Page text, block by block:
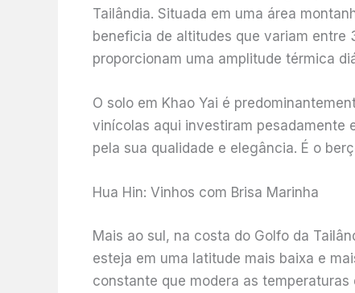
Tailândia. Situada em uma área
beneficia de altitudes que variam
proporcionam uma amplitude térmica
O solo em Khao Yai é
vinícolas aqui investiram pesadamente
pela sua qualidade e elegância. É o
Hua Hin: Vinhos com Brisa Marinha
Mais ao sul, na costa do Golfo da
esteja em uma latitude mais baixa e
constante que modera as